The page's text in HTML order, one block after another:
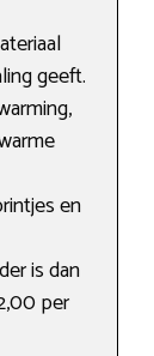
geeft.
en
is dan
per